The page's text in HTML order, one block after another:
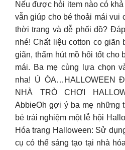
Nếu được hỏi item nào có
vẫn giúp cho bé thoải mái vui
thời trang và dễ phối đồ?
nhé! Chất liệu cotton co giãn
giãn, thấm hút mồ hôi tốt cho
mái. Ba mẹ cùng lựa chọn
nha! Ú ÒA…HALLOWEEN
NHÀ TRÒ CHƠI
AbbieOh gợi ý ba mẹ những
bé trải nghiệm một lễ hội
Hóa trang Halloween: Sử
cụ có thể sáng tạo tại nhà